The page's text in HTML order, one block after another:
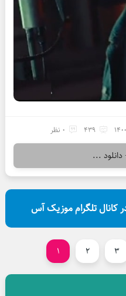
439 0 نظر
...
کانال تلگرام موزیک آس
1 2 3